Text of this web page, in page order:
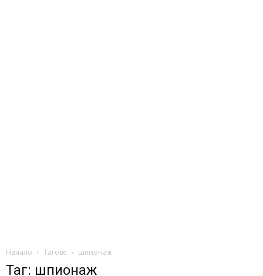
Начало Тагове шпионаж
Таг: шпионаж